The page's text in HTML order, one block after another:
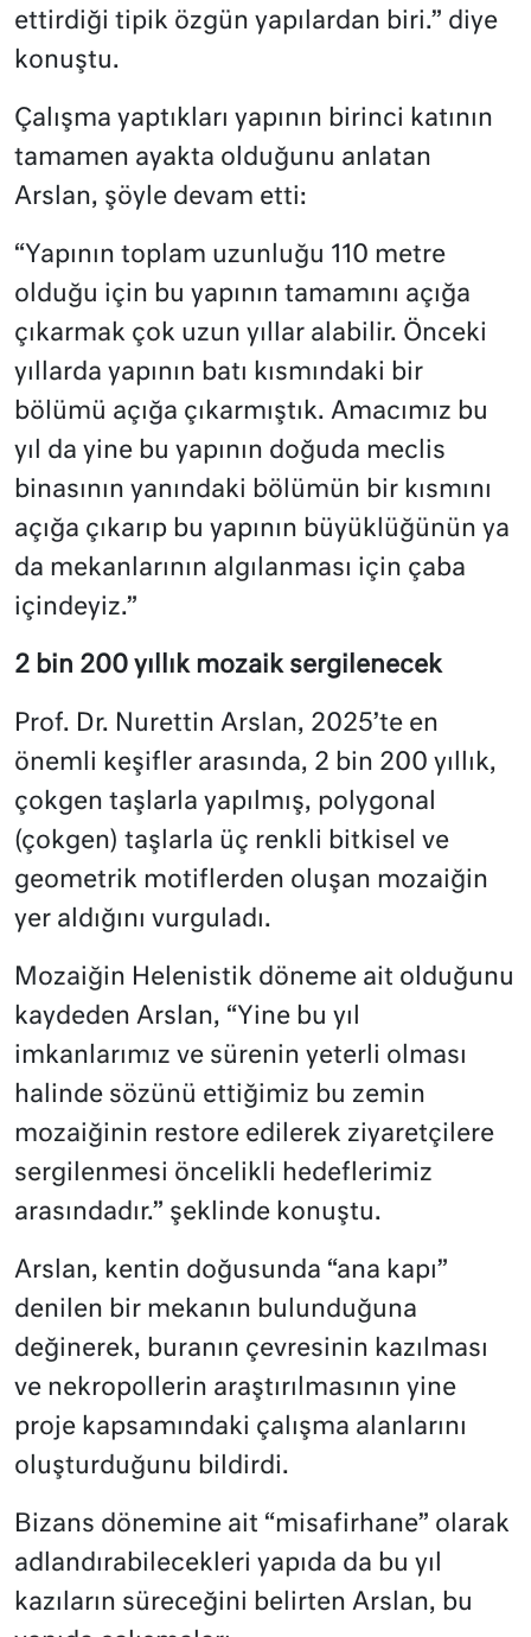
ettirdiği tipik özgün yapılardan biri.” diye
konuştu.
Çalışma yaptıkları yapının birinci katının
tamamen ayakta olduğunu anlatan
Arslan, şöyle devam etti:
“Yapının toplam uzunluğu 110 metre
olduğu için bu yapının tamamını açığa
çıkarmak çok uzun yıllar alabilir. Önceki
yıllarda yapının batı kısmındaki bir
bölümü açığa çıkarmıştık. Amacımız bu
yıl da yine bu yapının doğuda meclis
binasının yanındaki bölümün bir kısmını
açığa çıkarıp bu yapının büyüklüğünün ya
da mekanlarının algılanması için çaba
içindeyiz.”
2 bin 200 yıllık mozaik sergilenecek
Prof. Dr. Nurettin Arslan, 2025’te en
önemli keşifler arasında, 2 bin 200 yıllık,
çokgen taşlarla yapılmış, polygonal
(çokgen) taşlarla üç renkli bitkisel ve
geometrik motiflerden oluşan mozaiğin
yer aldığını vurguladı.
Mozaiğin Helenistik döneme ait olduğunu
kaydeden Arslan, “Yine bu yıl
imkanlarımız ve sürenin yeterli olması
halinde sözünü ettiğimiz bu zemin
mozaiğinin restore edilerek ziyaretçilere
sergilenmesi öncelikli hedeflerimiz
arasındadır.” şeklinde konuştu.
Arslan, kentin doğusunda “ana kapı”
denilen bir mekanın bulunduğuna
değinerek, buranın çevresinin kazılması
ve nekropollerin araştırılmasının yine
proje kapsamındaki çalışma alanlarını
oluşturduğunu bildirdi.
Bizans dönemine ait “misafirhane” olarak
adlandırabilecekleri yapıda da bu yıl
kazıların süreceğini belirten Arslan, bu